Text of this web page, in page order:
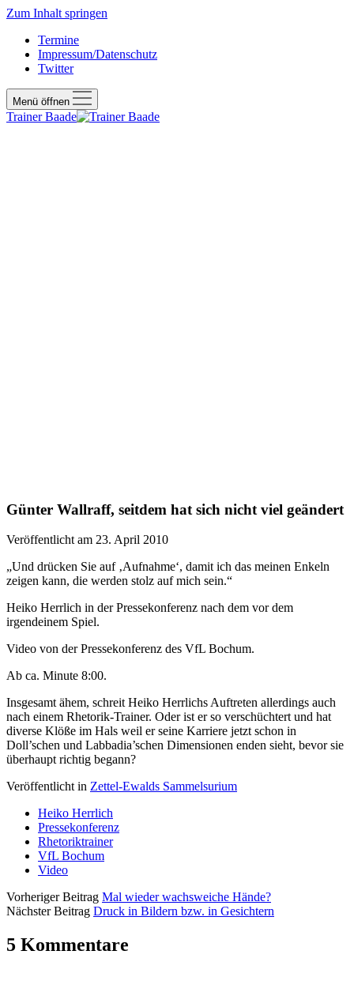
Zum Inhalt springen
Termine
Impressum/Datenschutz
Twitter
Menü öffnen
Trainer Baade
Günter Wallraff, seitdem hat sich nicht viel geändert
Veröffentlicht am 23. April 2010
„Und drücken Sie auf ‚Aufnahme‘, damit ich das meinen Enkeln
zeigen kann, die werden stolz auf mich sein.“
Heiko Herrlich in der Pressekonferenz nach dem vor dem
irgendeinem Spiel.
Video von der Pressekonferenz des VfL Bochum.
Ab ca. Minute 8:00.
Insgesamt ähem, schreit Heiko Herrlichs Auftreten allerdings auch
nach einem Rhetorik-Trainer. Oder ist er so verschüchtert und hat
diverse Klöße im Hals weil er seine Karriere jetzt schon in
Doll’schen und Labbadia’schen Dimensionen enden sieht, bevor sie
überhaupt richtig begann?
Veröffentlicht in Zettel-Ewalds Sammelsurium
Heiko Herrlich
Pressekonferenz
Rhetoriktrainer
VfL Bochum
Video
Vorheriger Beitrag Mal wieder wachsweiche Hände?
Nächster Beitrag Druck in Bildern bzw. in Gesichtern
5 Kommentare